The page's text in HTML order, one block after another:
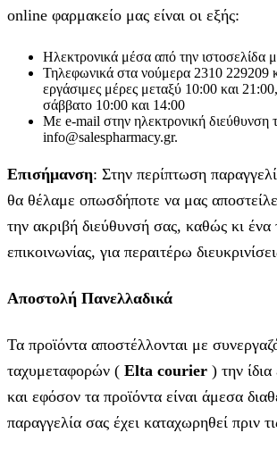
online φαρμακείο μας είναι οι εξής:
Ηλεκτρονικά μέσα από την ιστοσελίδα
Τηλεφωνικά στα νούμερα 2310 229209
εργάσιμες μέρες μεταξύ 10:00 και
σάββατο 10:00 και 14:00
Με e-mail στην ηλεκτρονική διεύθυνση
info@salespharmacy.gr.
Επισήμανση: Στην περίπτωση
θα θέλαμε οπωσδήποτε να μας
την ακριβή διεύθυνσή σας, καθώς κι
επικοινωνίας, για περαιτέρω
Αποστολή Πανελλαδικά
Τα προϊόντα αποστέλλονται με
ταχυμεταφορών ( Elta courier ) την
και εφόσον τα προϊόντα είναι άμεσα
παραγγελία σας έχει καταχωρηθεί πριν